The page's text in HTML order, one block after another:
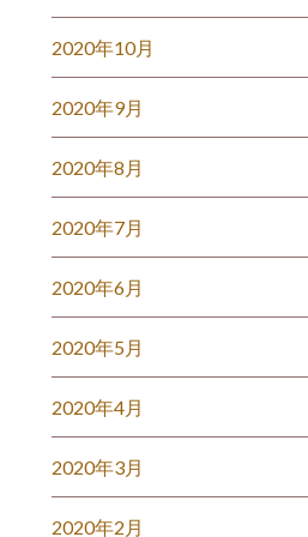
2020年10月
2020年9月
2020年8月
2020年7月
2020年6月
2020年5月
2020年4月
2020年3月
2020年2月